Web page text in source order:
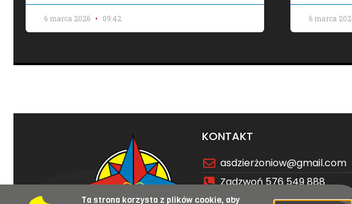
6 marca 2026 09:42 6 marca
KONTAKT
asdzierżoniow@gmail.com
Zadzwoń 576 549 888
Ta strona korzysta z plików cookie, aby